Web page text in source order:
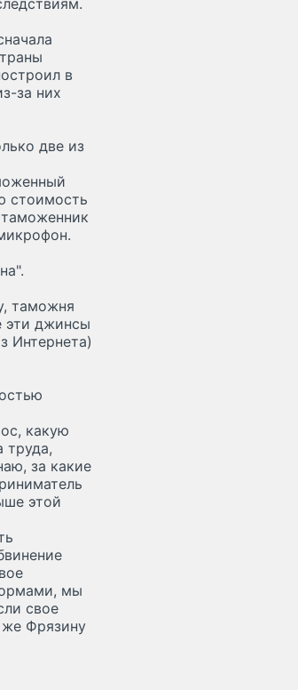
в
за них
две из
стоимость
таможня
эти джинсы
Интернета)
какую
труда,
за какие
этой
мы
свое
же Фрязину